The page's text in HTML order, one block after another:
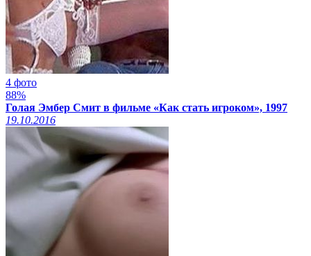
4 фото
88%
Голая Эмбер Смит в фильме «Как стать игроком», 1997
19.10.2016